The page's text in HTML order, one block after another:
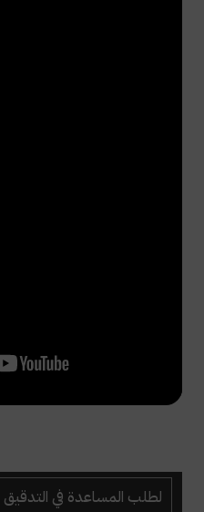
لطلب المساعدة في